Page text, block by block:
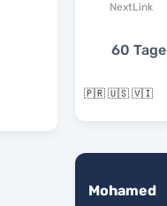
NextLink
60 Tage
🇵🇷 🇺🇸 🇻🇮
Mohamed